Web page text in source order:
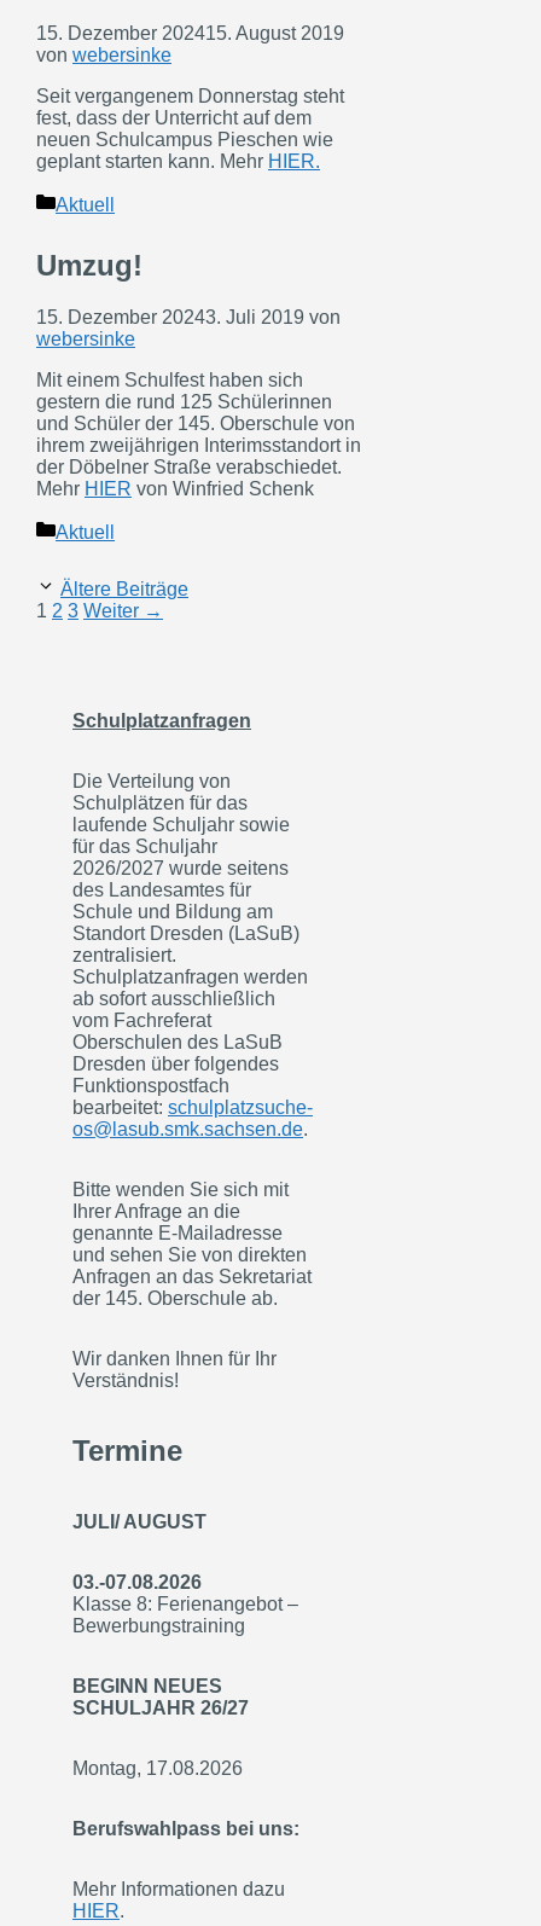
15. Dezember 202415. August 2019
von webersinke
Seit vergangenem Donnerstag steht
fest, dass der Unterricht auf dem
neuen Schulcampus Pieschen wie
geplant starten kann. Mehr HIER.
Kategorien
Aktuell
Umzug!
15. Dezember 20243. Juli 2019 von
webersinke
Mit einem Schulfest haben sich
gestern die rund 125 Schülerinnen
und Schüler der 145. Oberschule von
ihrem zweijährigen Interimsstandort in
der Döbelner Straße verabschiedet.
Mehr HIER von Winfried Schenk
Kategorien
Aktuell
Ältere Beiträge
Seite
1 Seite
2 Seite
3 Weiter →
Schulplatzanfragen
Die Verteilung von
Schulplätzen für das
laufende Schuljahr sowie
für das Schuljahr
2026/2027 wurde seitens
des Landesamtes für
Schule und Bildung am
Standort Dresden (LaSuB)
zentralisiert.
Schulplatzanfragen werden
ab sofort ausschließlich
vom Fachreferat
Oberschulen des LaSuB
Dresden über folgendes
Funktionspostfach
bearbeitet: schulplatzsuche-
os@lasub.smk.sachsen.de.
Bitte wenden Sie sich mit
Ihrer Anfrage an die
genannte E-Mailadresse
und sehen Sie von direkten
Anfragen an das Sekretariat
der 145. Oberschule ab.
Wir danken Ihnen für Ihr
Verständnis!
Termine
JULI/ AUGUST
03.-07.08.2026
Klasse 8: Ferienangebot –
Bewerbungstraining
BEGINN NEUES
SCHULJAHR 26/27
Montag, 17.08.2026
Berufswahlpass bei uns:
Mehr Informationen dazu
HIER.